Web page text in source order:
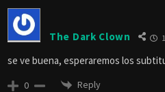
The Dark Clown
se ve buena, esperaremos los
0 Reply